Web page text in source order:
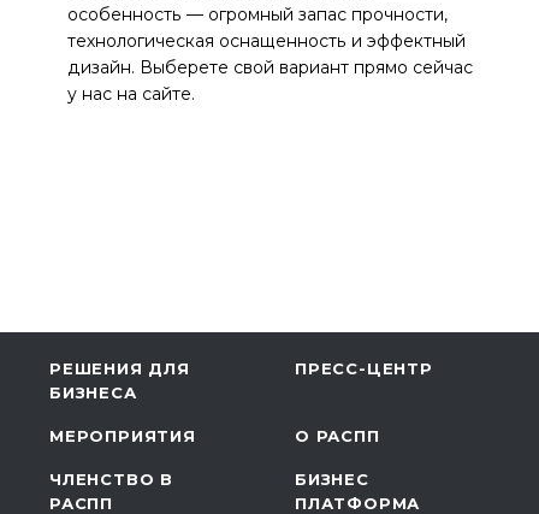
особенность — огромный запас прочности,
технологическая оснащенность и эффектный
дизайн. Выберете свой вариант прямо сейчас
у нас на сайте.
РЕШЕНИЯ ДЛЯ
БИЗНЕСА
ПРЕСС-ЦЕНТР
МЕРОПРИЯТИЯ О РАСПП
ЧЛЕНСТВО В
РАСПП
БИЗНЕС
ПЛАТФОРМА